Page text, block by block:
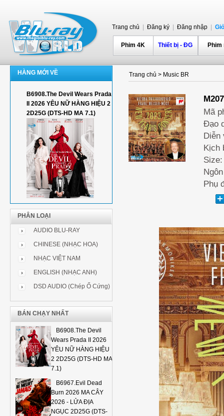
Trang chủ Đăng ký Đăng nhập
Phim 4K Thiết bị - ĐG
HÀNG MỚI VỀ
B6908.The Devil Wears Prada
II 2026 YÊU NỮ HÀNG HIỆU 2
2D25G (DTS-HD MA 7.1)
PHÂN LOẠI
AUDIO BLU-RAY
CHINESE (NHẠC HOA)
NHẠC VIỆT NAM
ENGLISH (NHẠC ANH)
DSD AUDIO (Chép Ổ Cứng)
BÁN CHẠY NHẤT
B6908.The Devil
Wears Prada II 2026
YÊU NỮ HÀNG HIỆU
2 2D25G (DTS-HD MA
7.1)
B6967.Evil Dead
Burn 2026 MA CÂY
2026 - LỬA ĐỊA
NGỤC 2D25G (DTS-
Trang chủ > Music BR
Mã
Đạo
Diễn
Kịch
Phụ